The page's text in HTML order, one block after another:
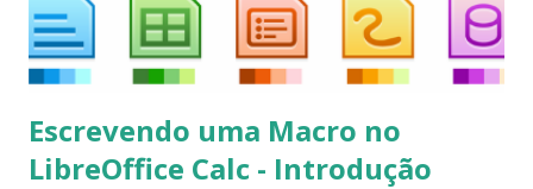
Escrevendo uma Macro no
LibreOffice Calc - Introdução